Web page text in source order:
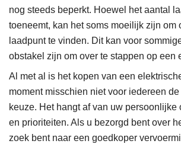
nog steeds beperkt. Hoewel het aantal
toeneemt, kan het soms moeilijk zijn om
laadpunt te vinden. Dit kan voor
obstakel zijn om over te stappen op een
Al met al is het kopen van een
moment misschien niet voor iedereen
keuze. Het hangt af van uw persoonlijke
en prioriteiten. Als u bezorgd bent over
zoek bent naar een goedkoper